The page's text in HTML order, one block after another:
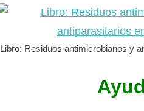
Libro: Residuos antimicrobianos y